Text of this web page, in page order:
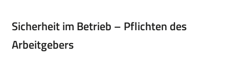
Sicherheit im Betrieb – Pflichten des
Arbeitgebers